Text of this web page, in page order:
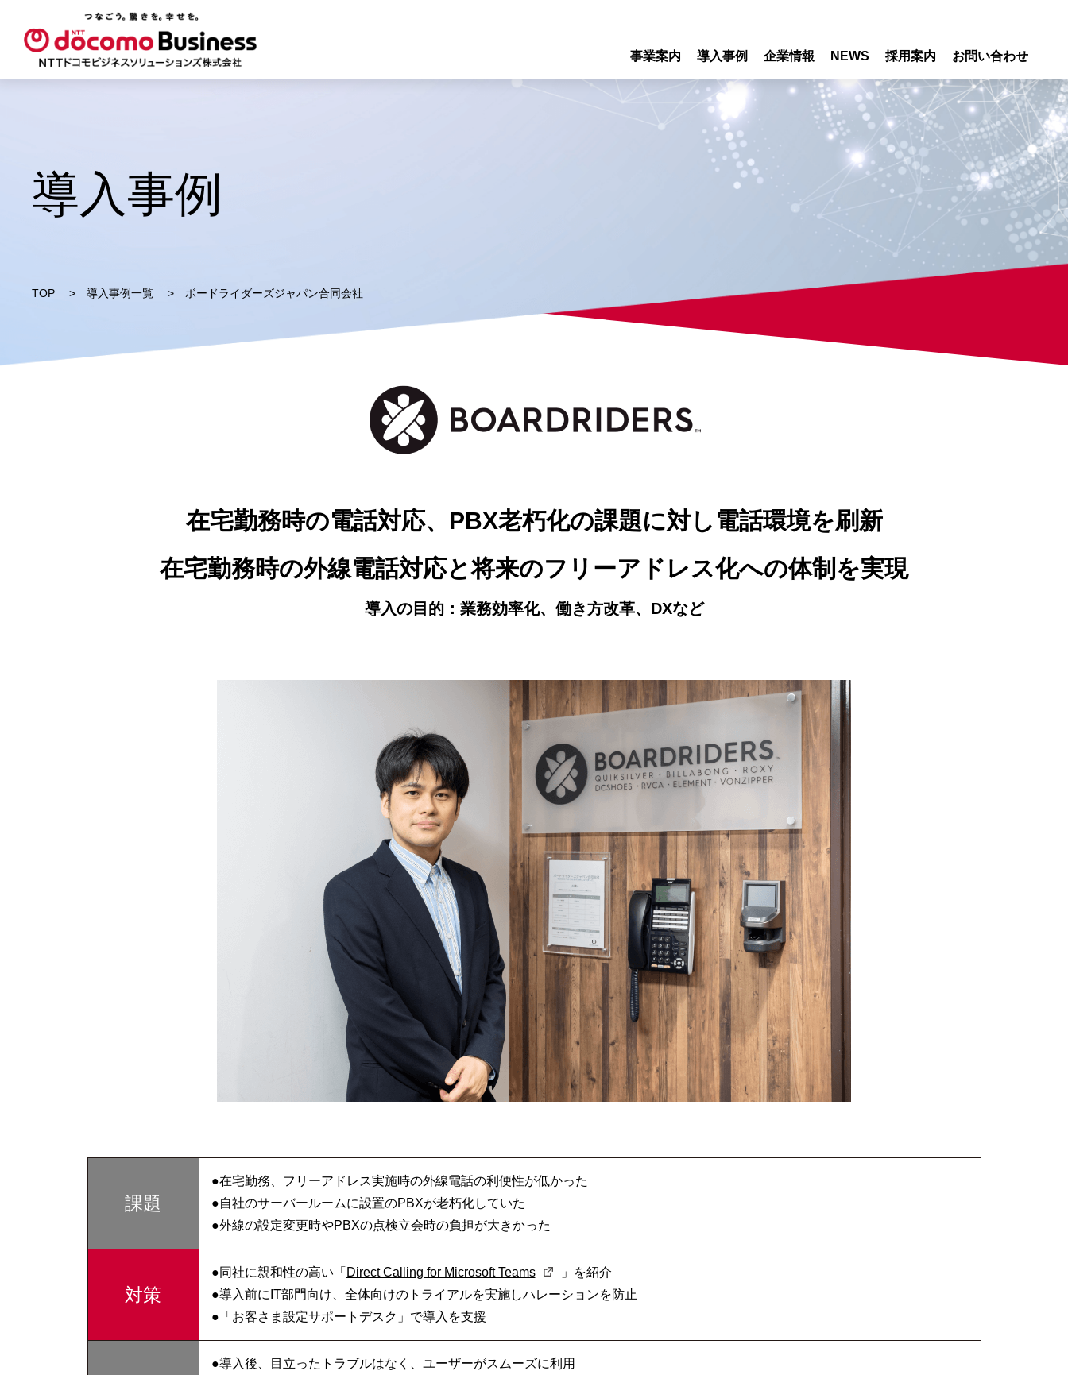
事業案内 導入事例 企業情報 NEWS 採用案内 お問い合わせ
導入事例
TOP 導入事例一覧 ボードライダーズジャパン合同会社
在宅勤務時の電話対応、PBX老朽化の課題に対し電話環境を刷新
在宅勤務時の外線電話対応と将来のフリーアドレス化への体制を実現
導入の目的：業務効率化、働き方改革、DXなど
課題
●在宅勤務、フリーアドレス実施時の外線電話の利便性が低かった
●自社のサーバールームに設置のPBXが老朽化していた
●外線の設定変更時やPBXの点検立会時の負担が大きかった
対策
●同社に親和性の高い「 Direct Calling for Microsoft Teams
」を紹介
●導入前にIT部門向け、全体向けのトライアルを実施しハレーションを防止
●「お客さま設定サポートデスク」で導入を支援
●導入後、目立ったトラブルはなく、ユーザーがスムーズに利用